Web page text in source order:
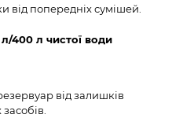
від попередніх сумішей.
400 л чистої води
від залишків